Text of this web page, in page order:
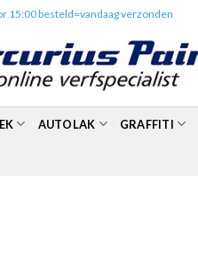
15:00 besteld=vandaag verzonden
AUTOLAK GRAFFITI